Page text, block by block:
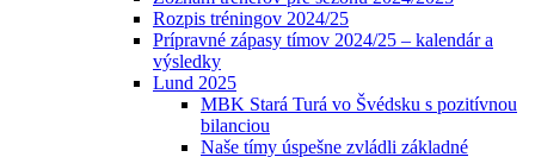
Rozpis tréningov 2024/25
Prípravné zápasy tímov 2024/25 – kalendár a
výsledky
Lund 2025
MBK Stará Turá vo Švédsku s pozitívnou
bilanciou
Naše tímy úspešne zvládli základné